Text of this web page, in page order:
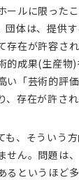
ールに限った
団体は、提供
存在が許容さ
的成果(生産物
い「芸術的評
存在が許され
も、そういう
ん。問題は、
るというほど